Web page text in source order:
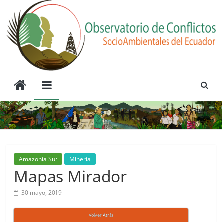
contenido
Observatorio
de
Conflictos
Socioambientales
del
Amazonía Sur Minería
Mapas Mirador
30 mayo, 2019
Volver Atrás